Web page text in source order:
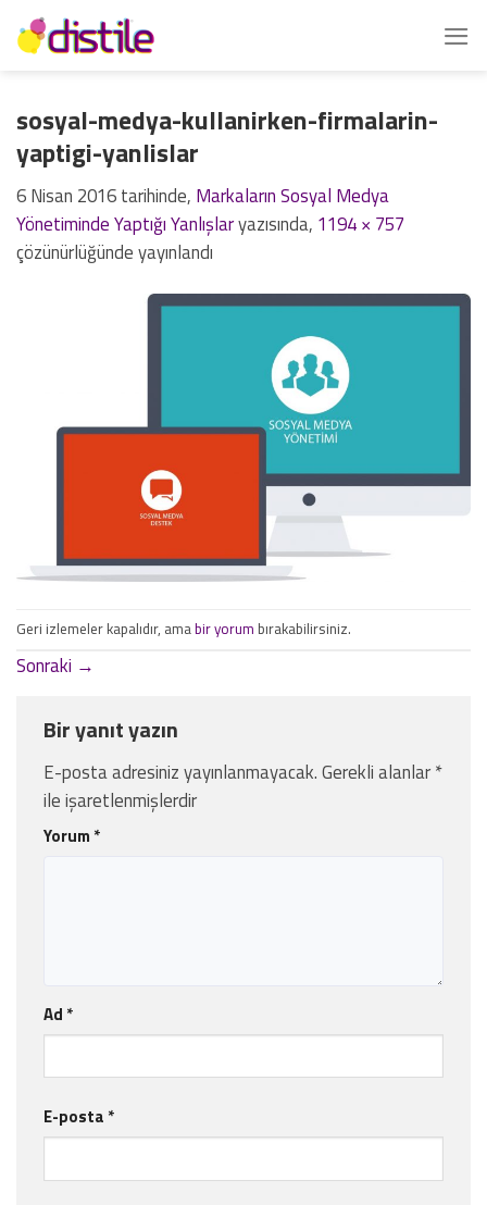
İçeriğe
atla
sosyal-medya-kullanirken-firmalarin-
yaptigi-yanlislar
6 Nisan 2016tarihinde, Markaların Sosyal Medya
Yönetiminde Yaptığı Yanlışlaryazısında, 1194 × 757
çözünürlüğünde yayınlandı
Geri izlemeler kapalıdır, amabir yorum bırakabilirsiniz.
Sonraki →
Bir yanıt yazın
E-posta adresiniz yayınlanmayacak.Gerekli alanlar*
ile işaretlenmişlerdir
Yorum *
Ad *
E-posta *